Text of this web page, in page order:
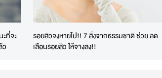
ที่จะ
ว
รอยสิวจงหายไป!! 7 สิ่งจากธรรมชาติ ช่วย ลด
เลือนรอยสิว ให้จางลง!!